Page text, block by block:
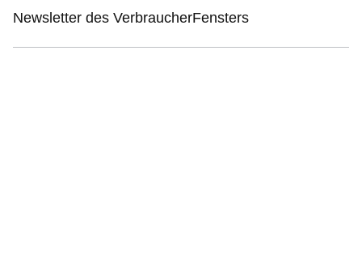
Newsletter des VerbraucherFensters